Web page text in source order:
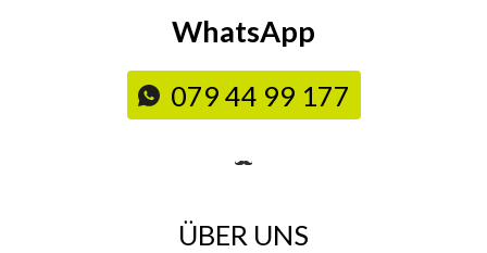
WhatsApp
079 44 99 177
ÜBER UNS